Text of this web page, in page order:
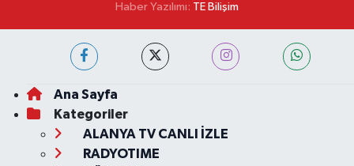
Haber Yazılımı: TE Bilişim
Ana Sayfa
Kategoriler
ALANYA TV CANLI İZLE
RADYOTIME